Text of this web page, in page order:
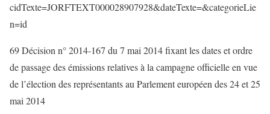
cidTexte=JORFTEXT000028907928&dateTexte=&categorieLie
n=id
69 Décision n° 2014-167 du 7 mai 2014 fixant les dates et ordre
de passage des émissions relatives à la campagne officielle en vue
de l’élection des représentants au Parlement européen des 24 et 25
mai 2014